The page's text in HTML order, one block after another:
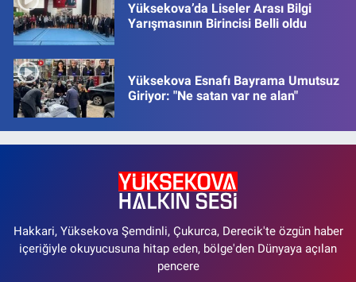
Yüksekova’da Liseler Arası Bilgi
Yarışmasının Birincisi Belli oldu
Yüksekova Esnafı Bayrama Umutsuz
Giriyor: "Ne satan var ne alan"
Hakkari, Yüksekova Şemdinli, Çukurca, Derecik'te özgün haber
içeriğiyle okuyucusuna hitap eden, bölge'den Dünyaya açılan
pencere